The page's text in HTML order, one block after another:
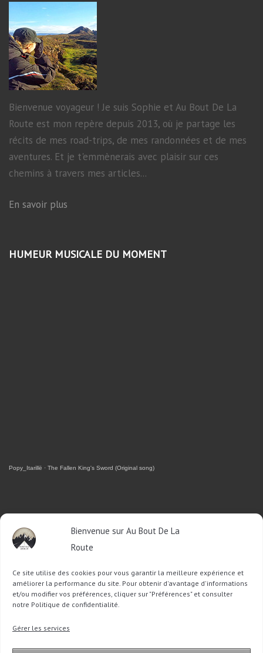
Bienvenue sur Au Bout De La
Route
Ce site utilise des cookies pour vous garantir la meilleure expérience et
améliorer la performance du site. Pour obtenir d'avantage d'informations
et/ou modifier vos préférences, cliquer sur "Préférences" et consulter
notre Politique de confidentialité.
Gérer les services
Bienvenue voyageur ! Je suis Sophie et Au Bout De La
Route est mon repère depuis 2013, où je partage les
récits de mes road-trips, de mes randonnées et de mes
aventures. Et je t'emmènerais avec plaisir sur ces
chemins à travers mes articles...
En savoir plus
HUMEUR MUSICALE DU MOMENT
Popy_Itarillë · The Fallen King's Sword (Original song)
RETROUVEZ-MOI SUR FACEBOOK
OU SUR TWITTER
Follow @Sophie_ABDLRTweet to @Sophie_ABDLR